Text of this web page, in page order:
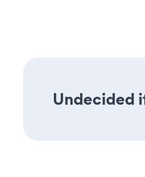
Undecided